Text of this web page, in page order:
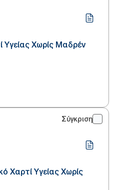
Χωρίς Μαδρέν
Σύγκριση
Χαρτί Υγείας Χωρίς